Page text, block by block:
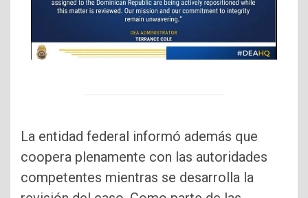
La entidad federal informó además que
coopera plenamente con las autoridades
competentes mientras se desarrolla la